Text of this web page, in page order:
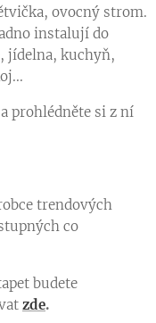
ovocný strom.
instalují do
jídelna, kuchyň,
prohlédněte si z ní
trendových
co
budete
zde.